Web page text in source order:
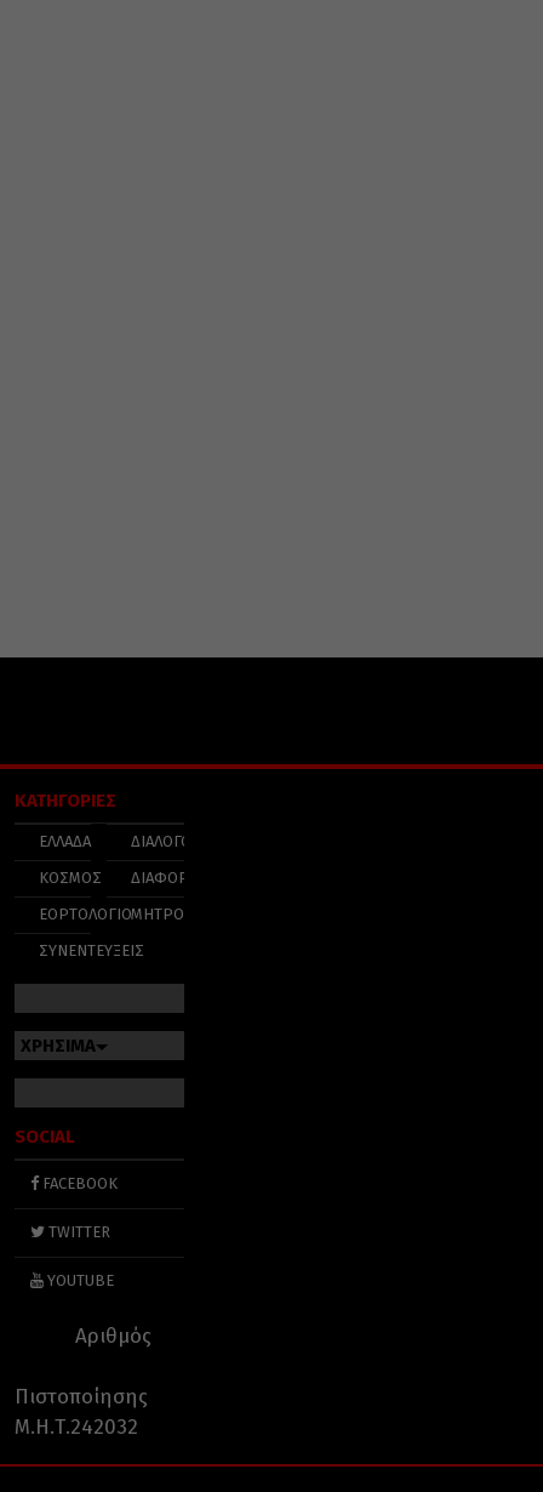
ΚΑΤΗΓΟΡΙΕΣ
ΕΛΛΑΔΑ
ΚΟΣΜΟΣ
ΕΟΡΤΟΛΟΓΙΟ
ΣΥΝΕΝΤΕΥΞΕΙΣ
ΔΙΑΛΟΓΟΣ
ΔΙΑΦΟΡΑ
ΜΗΤΡΟΠΟΛΕΙΣ
ΧΡΗΣΙΜΑ
SOCIAL
FACEBOOK
TWITTER
YOUTUBE
Αριθμός
Πιστοποίησης
Μ.Η.Τ.242032